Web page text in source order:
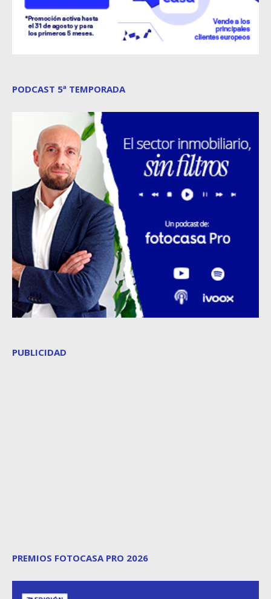
PODCAST 5ª TEMPORADA
PUBLICIDAD
PREMIOS FOTOCASA PRO 2026